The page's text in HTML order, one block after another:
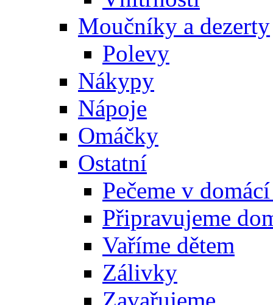
Moučníky a dezerty
Polevy
Nákypy
Nápoje
Omáčky
Ostatní
Pečeme v
Připravujeme
Vaříme dětem
Zálivky
Zavařujeme